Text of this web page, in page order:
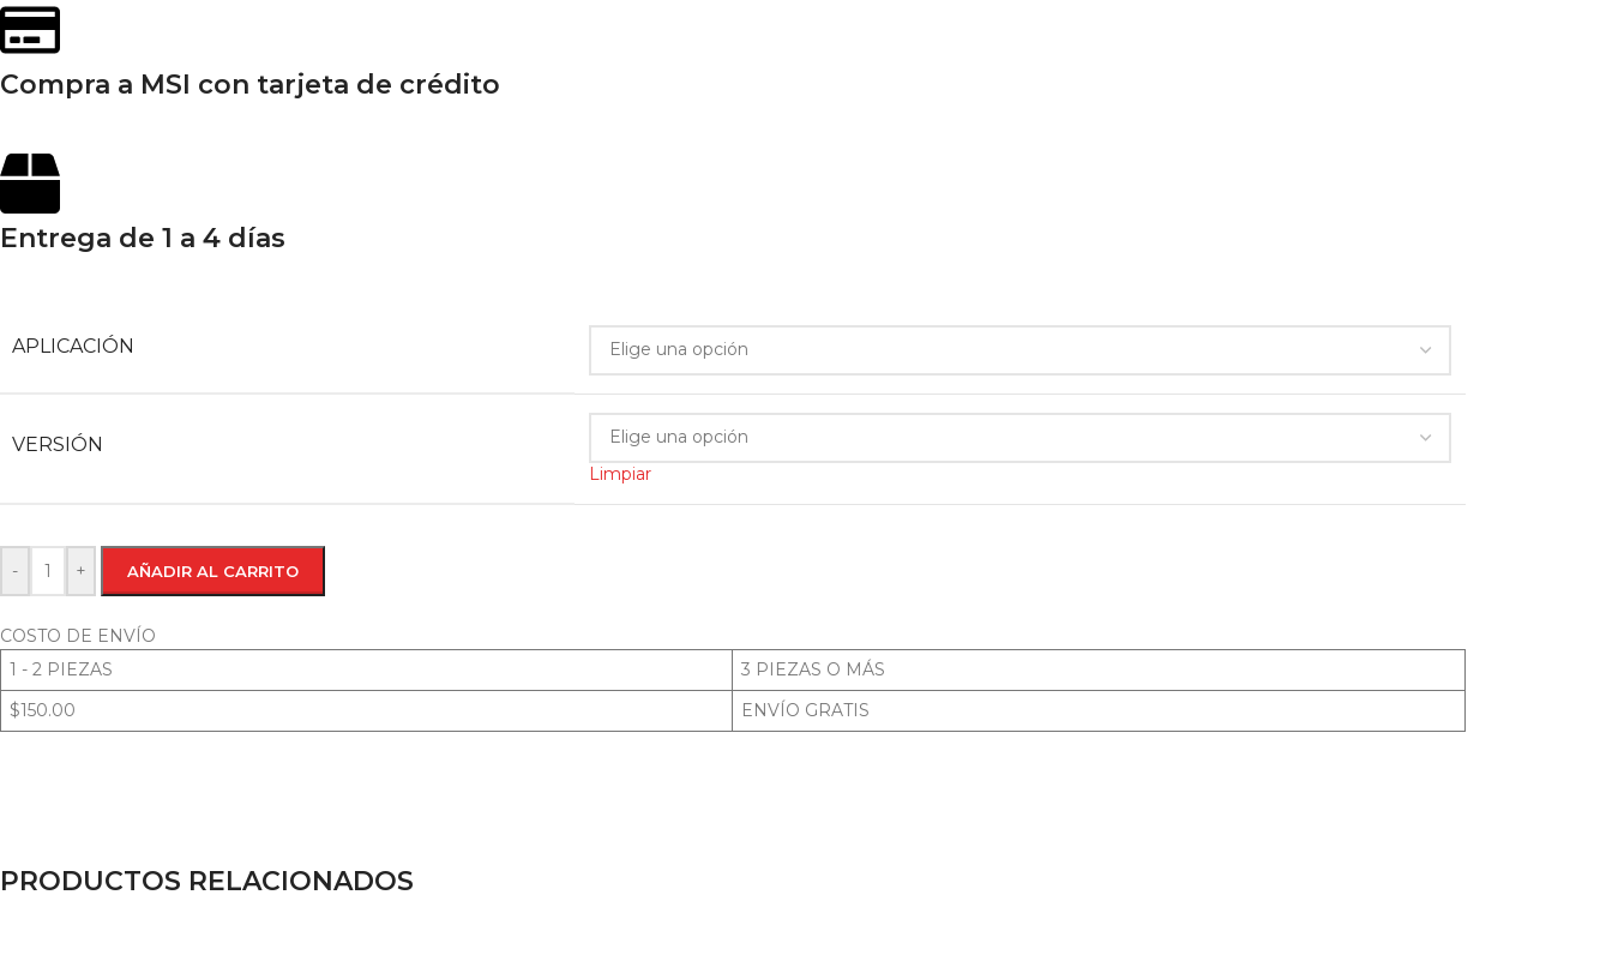
Compra a MSI con tarjeta de crédito
Entrega de 1 a 4 días
APLICACIÓN
VERSIÓN
Limpiar
- + AÑADIR AL CARRITO
COSTO DE ENVÍO
1 - 2 PIEZAS
3 PIEZAS O MÁS
$150.00
ENVÍO GRATIS
PRODUCTOS RELACIONADOS